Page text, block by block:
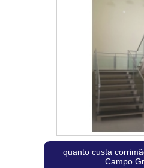
quanto custa
Campo